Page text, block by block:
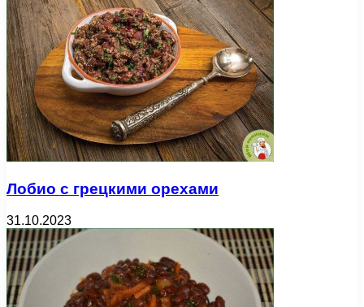
Лобио с грецкими орехами
31.10.2023